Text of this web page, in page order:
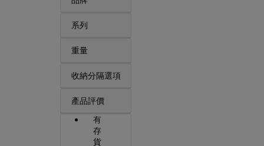
系列
重量
收納分隔選項
產品評價
有
存
貨